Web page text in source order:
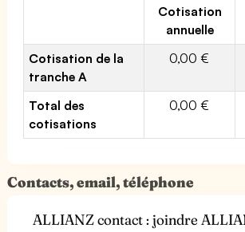
Cotisation
annuelle
Cotisation de la
tranche A
0,00 €
Total des
cotisations
0,00 €
Contacts, email, téléphone
ALLIANZ contact : joindre